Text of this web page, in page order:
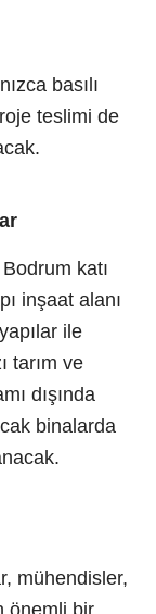
basılı
teslimi de
katı
inşaat alanı
ile
tarım ve
dışında
binalarda
mühendisler,
önemli bir